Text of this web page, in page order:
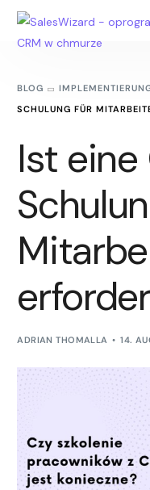
BLOG
SCHULUNG FÜR
Ist
ADRIAN THOMALLA 14.